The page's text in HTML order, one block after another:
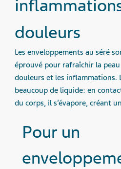
douleurs
Les enveloppements au séré
éprouvé pour rafraîchir la
douleurs et les inflammations.
beaucoup de liquide: en
du corps, il s’évapore, créant
Pour un